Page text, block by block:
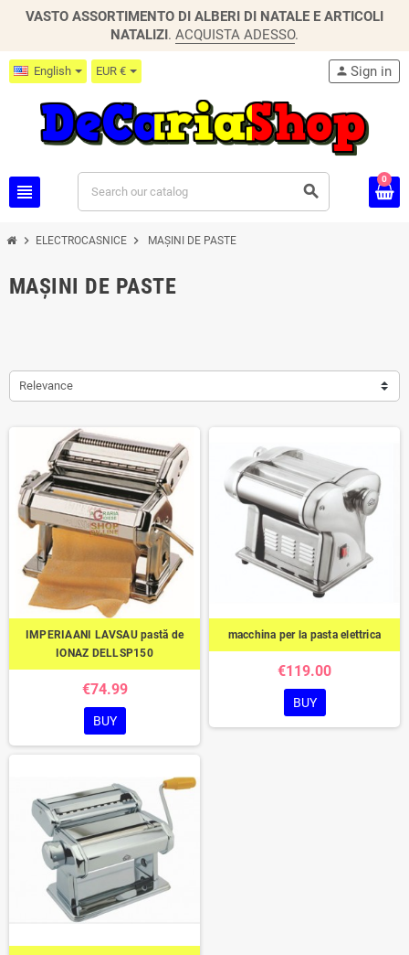
VASTO ASSORTIMENTO DI ALBERI DI NATALE E ARTICOLI
NATALIZI. ACQUISTA ADESSO.
English EUR €
view_headline search
person Sign in
0
chevron_right ELECTROCASNICE chevron_right MAȘINI DE PASTE
MAȘINI DE PASTE
Relevance
IMPERIAANI LAVSAU pastă de
IONAZ DELLSP150
€74.99
BUY
macchina per la pasta elettrica
€119.00
BUY